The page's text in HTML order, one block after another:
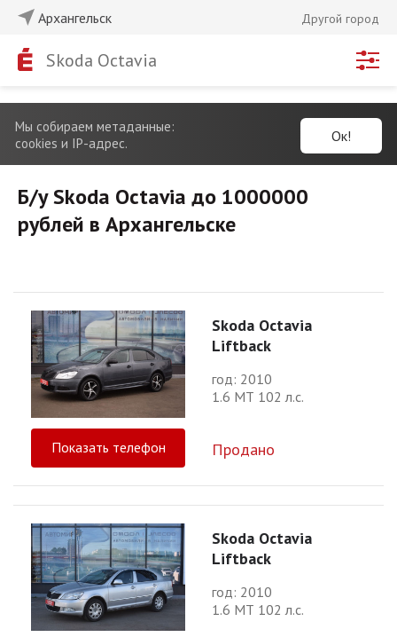
Архангельск Другой город
Skoda Octavia
Мы собираем метаданные:
cookies и IP-адрес.
Ок!
Б/у Skoda Octavia до 1000000
рублей в Архангельске
Skoda Octavia
Liftback
год: 2010
1.6 МТ 102 л.с.
Показать телефон Продано
Skoda Octavia
Liftback
год: 2010
1.6 МТ 102 л.с.